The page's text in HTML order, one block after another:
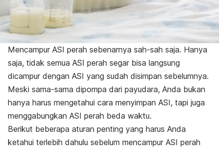
Mencampur ASI perah sebenarnya sah-sah saja. Hanya
saja, tidak semua ASI perah segar bisa langsung
dicampur dengan ASI yang sudah disimpan sebelumnya.
Meski sama-sama dipompa dari payudara, Anda bukan
hanya harus mengetahui cara menyimpan ASI, tapi juga
menggabungkan ASI perah beda waktu.
Berikut beberapa aturan penting yang harus Anda
ketahui terlebih dahulu sebelum mencampur ASI perah